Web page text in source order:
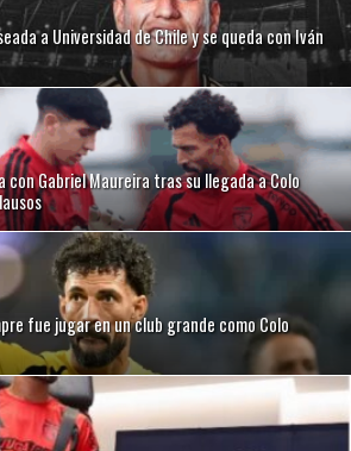
a Universidad de Chile y se queda con Iván
con Gabriel Maureira tras su llegada a Colo
fue jugar en un club grande como Colo